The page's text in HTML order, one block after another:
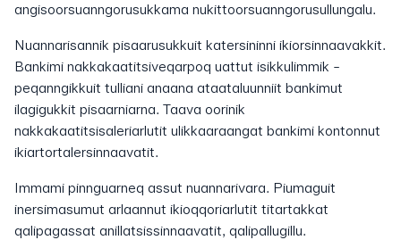
angisoorsuanngorusukkama nukittoorsuanngorusullungalu.
Nuannarisannik pisaarusukkuit katersininni ikiorsinnaavakkit.
Bankimi nakkakaatitsiveqarpoq uattut isikkulimmik -
peqanngikkuit tulliani anaana ataataluunniit bankimut
ilagigukkit pisaarniarna. Taava oorinik
nakkakaatitsisaleriarlutit ulikkaaraangat bankimi kontonnut
ikiartortalersinnaavatit.
Immami pinnguarneq assut nuannarivara. Piumaguit
inersimasumut arlaannut ikioqqoriarlutit titartakkat
qalipagassat anillatsissinnaavatit, qalipallugillu.